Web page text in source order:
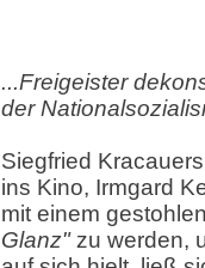
...Freigeister
der
Siegfried Kracauers
ins Kino, Irmgard
mit einem
Glanz"zu werden,